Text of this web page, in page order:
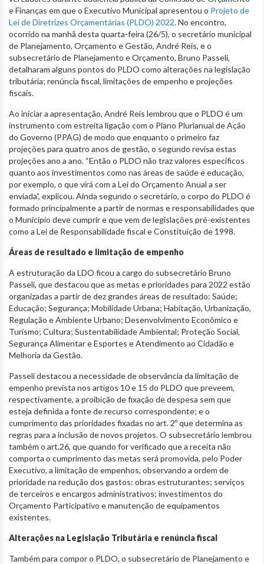
e Finanças em que o Executivo Municipal apresentou o Projeto de
Lei de Diretrizes Orçamentárias (PLDO) 2022. No encontro,
ocorrido na manhã desta quarta-feira (26/5), o secretário municipal
de Planejamento, Orçamento e Gestão, André Reis, e o
subsecretário de Planejamento e Orçamento, Bruno Passeli,
detalharam alguns pontos do PLDO como alterações na legislação
tributária; renúncia fiscal, limitações de empenho e projeções
fiscais.
Ao iniciar a apresentação, André Reis lembrou que o PLDO é um
instrumento com estreita ligação com o Plano Plurianual de Ação
do Governo (PPAG) de modo que enquanto o primeiro faz
projeções para quatro anos de gestão, o segundo revisa estas
projeções ano a ano. “Então o PLDO não traz valores específicos
quanto aos investimentos como nas áreas de saúde e educação,
por exemplo, o que virá com a Lei do Orçamento Anual a ser
enviada”, explicou. Ainda segundo o secretário, o corpo do PLDO é
formado principalmente a partir de normas e responsabilidades que
o Município deve cumprir e que vem de legislações pré-existentes
como a Lei de Responsabilidade fiscal e Constituição de 1998.
Áreas de resultado e limitação de empenho
A estruturação da LDO ficou a cargo do subsecretário Bruno
Passeli, que destacou que as metas e prioridades para 2022 estão
organizadas a partir de dez grandes áreas de resultado: Saúde;
Educação; Segurança; Mobilidade Urbana; Habitação, Urbanização,
Regulação e Ambiente Urbano; Desenvolvimento Econômico e
Turismo; Cultura; Sustentabilidade Ambiental; Proteção Social,
Segurança Alimentar e Esportes e Atendimento ao Cidadão e
Melhoria da Gestão.
Passeli destacou a necessidade de observância da limitação de
empenho prevista nos artigos 10 e 15 do PLDO que preveem,
respectivamente, a proibição de fixação de despesa sem que
esteja definida a fonte de recurso correspondente; e o
cumprimento das prioridades fixadas no art. 2º que determina as
regras para a inclusão de novos projetos. O subsecretário lembrou
também o art.26, que quando for verificado que a receita não
comporta o cumprimento das metas será promovida, pelo Poder
Executivo, a limitação de empenhos, observando a ordem de
prioridade na redução dos gastos: obras estruturantes; serviços
de terceiros e encargos administrativos; investimentos do
Orçamento Participativo e manutenção de equipamentos
existentes.
Alterações na Legislação Tributária e renúncia fiscal
Também para compor o PLDO, o subsecretário de Planejamento e